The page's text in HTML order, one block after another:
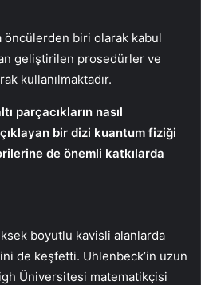
öncülerden biri olarak kabul
geliştirilen prosedürler ve
kullanılmaktadır.
parçacıkların nasıl
bir dizi kuantum fiziği
de önemli katkılarda
boyutlu kavisli alanlarda
de keşfetti. Uhlenbeck’in uzun
Üniversitesi matematikçisi